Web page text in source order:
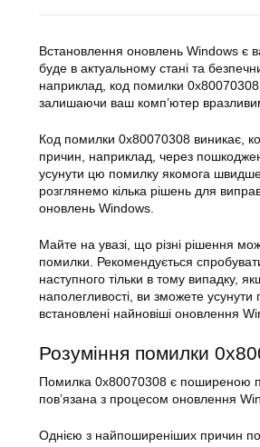
Встановлення оновлень Windows є
буде в актуальному стані та
наприклад, код помилки
залишаючи ваш комп’ютер
Код помилки 0x80070308 виникає,
причин, наприклад, через
усунути цю помилку якомога
розглянемо кілька рішень для
оновлень Windows.
Майте на увазі, що різні рішення
помилки. Рекомендується
наступного тільки в тому випадку,
наполегливості, ви зможете
встановлені найновіші оновлення
Розуміння помилки
Помилка 0x80070308 є поширеною
пов’язана з процесом оновлення
Однією з найпоширеніших причин